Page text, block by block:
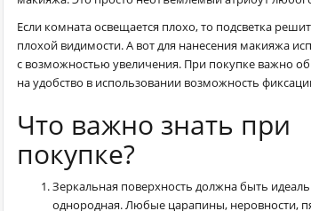
Если комната освещается плохо, то подсветка
плохой видимости. А вот для нанесения макияжа
с возможностью увеличения. При покупке важно
на удобство в использовании возможность
Что важно знать при
покупке?
Зеркальная поверхность должна быть
однородная. Любые царапины, неровности,